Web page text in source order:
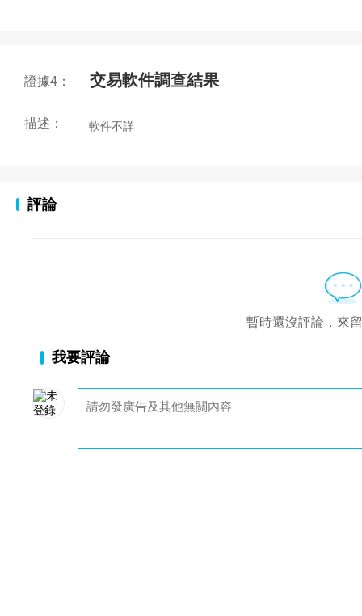
證據4： 交易軟件調查結果
描述： 軟件不詳
評論
暫時還沒評論，來
我要評論